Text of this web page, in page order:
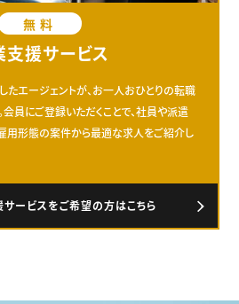
無料
支援サービス
たエージェントが、お一人おひとりの転職
会員にご登録いただくことで、社員や派遣
用形態の案件から最適な求人をご紹介し
ービスをご希望の方はこちら